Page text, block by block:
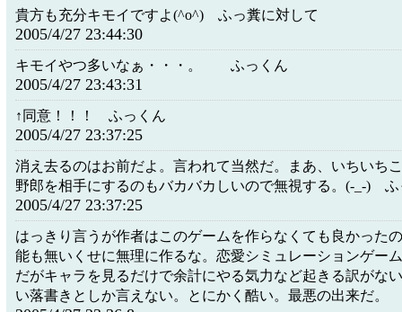
貴方も充分キモイですよ(^o^) ふっ糞に対して
2005/4/27 23:44:30
キモイやつ多いなぁ・・・。 ふっくん
2005/4/27 23:43:31
↑同意！！！ ふっくん
2005/4/27 23:37:25
消え去るのはお前だよ。言われて当然だ。まあ、いちいち
野郎を相手にするのもバカバカしいので無視する。(-_-)
2005/4/27 23:37:25
はっきり言うが作者はこのゲームを作らなくても良かった
能も無いくせに無理に作るな。恋愛シミュレーションゲー
だがキャラを見るだけで余計にやる気力など起きる訳がな
い落書きとしか言えない。とにかく酷い。最悪の出来だ。